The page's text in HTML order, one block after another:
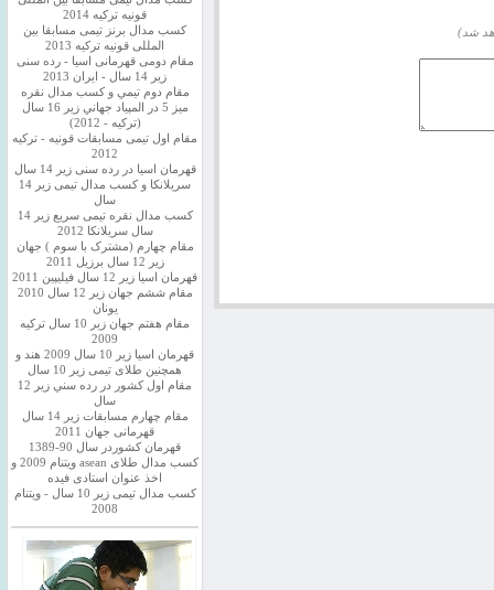
شد)
قونیه ترکیه 2014
کسب مدال برنز تیمی مسابقا بین
المللی قونیه ترکیه 2013
مقام دومی قهرمانی اسیا - رده سنی
زیر 14 سال - ایران 2013
مقام دوم تيمي و كسب مدال نقره
ميز 5 در المپياد جهاني زير 16 سال
(تركيه - 2012)
مقام اول تیمی مسابقات قونیه - ترکیه
2012
قهرمان اسیا در رده سنی زیر 14 سال
سريلانكا و کسب مدال تیمی زیر 14
سال
کسب مدال نقره تیمی سریع زیر 14
سال سریلانکا 2012
مقام چهارم (مشترک با سوم ) جهان
زیر 12 سال برزیل 2011
قهرمان اسيا زير 12 سال فیلیپین 2011
مقام ششم جهان زیر 12 سال 2010
یونان
مقام هفتم جهان زیر 10 سال ترکیه
2009
قهرمان اسيا زیر 10 سال 2009 هند و
همچنین طلای تیمی زیر 10 سال
مقام اول كشور در رده سني زير 12
سال
مقام چهارم مسابقات زیر 14 سال
قهرمانی جهان 2011
قهرمان کشوردر سال 90-1389
کسب مدال طلای asean ویتنام 2009 و
اخذ عنوان استادی فیده
کسب مدال تیمی زیر 10 سال - ویتنام
2008